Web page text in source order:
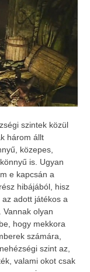
szintek közül
három állt
közepes,
is. Ugyan
e kapcsán a
hibájából, hisz
adott játékos a
olyan
hogy mekkora
számára,
szint az,
valami okot csak